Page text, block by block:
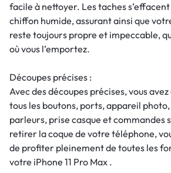
facile à nettoyer. Les taches
chiffon humide, assurant ainsi que
reste toujours propre et impeccable,
où vous l’emportez.
Découpes précises :
Avec des découpes précises, vous
tous les boutons, ports, appareil
parleurs, prise casque et commandes
retirer la coque de votre téléphone,
de profiter pleinement de toutes les
votre iPhone 11 Pro Max .